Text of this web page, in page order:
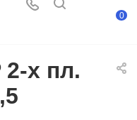
0
2-х пл.